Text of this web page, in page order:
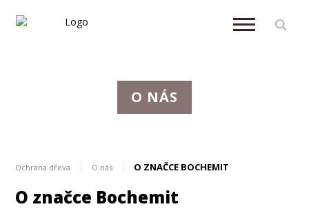
O NÁS
Ochrana dřeva O nás O ZNAČCE BOCHEMIT
O značce Bochemit